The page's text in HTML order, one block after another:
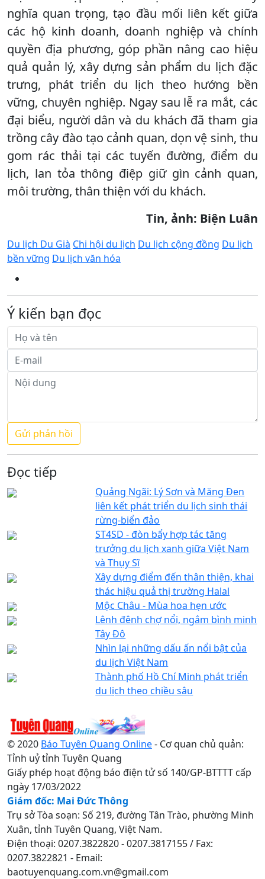
nghĩa quan trọng, tạo đầu mối liên kết giữa
các hộ kinh doanh, doanh nghiệp và chính
quyền địa phương, góp phần nâng cao hiệu
quả quản lý, xây dựng sản phẩm du lịch đặc
trưng, phát triển du lịch theo hướng bền
vững, chuyên nghiệp. Ngay sau lễ ra mắt, các
đại biểu, người dân và du khách đã tham gia
trồng cây đào tạo cảnh quan, dọn vệ sinh, thu
gom rác thải tại các tuyến đường, điểm du
lịch, lan tỏa thông điệp giữ gìn cảnh quan,
môi trường, thân thiện với du khách.
Tin, ảnh: Biện Luân
Du lịch Du Già Chi hội du lịch Du lịch cộng đồng Du lịch
bền vững Du lịch văn hóa
Ý kiến bạn đọc
Đọc tiếp
Quảng Ngãi: Lý Sơn và Măng Đen
liên kết phát triển du lịch sinh thái
rừng-biển đảo
ST4SD - đòn bẩy hợp tác tăng
trưởng du lịch xanh giữa Việt Nam
và Thụy Sĩ
Xây dựng điểm đến thân thiện, khai
thác hiệu quả thị trường Halal
Mộc Châu - Mùa hoa hẹn ước
Lênh đênh chợ nổi, ngắm bình minh
Tây Đô
Nhìn lại những dấu ấn nổi bật của
du lịch Việt Nam
Thành phố Hồ Chí Minh phát triển
du lịch theo chiều sâu
© 2020 Báo Tuyên Quang Online- Cơ quan chủ quản:
Tỉnh uỷ tỉnh Tuyên Quang
Giấy phép hoạt động báo điện tử số 140/GP-BTTTT cấp
ngày 17/03/2022
Giám đốc: Mai Đức Thông
Trụ sở Tòa soạn: Số 219, đường Tân Trào, phường Minh
Xuân, tỉnh Tuyên Quang, Việt Nam.
Điện thoại: 0207.3822820 - 0207.3817155 / Fax:
0207.3822821 - Email:
baotuyenquang.com.vn@gmail.com